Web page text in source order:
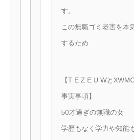
す。
この無職ゴミ老害を本
するため
【T E Z E U Wと
事実事項】
50才過ぎの無職の女
学歴もなく学力や知能